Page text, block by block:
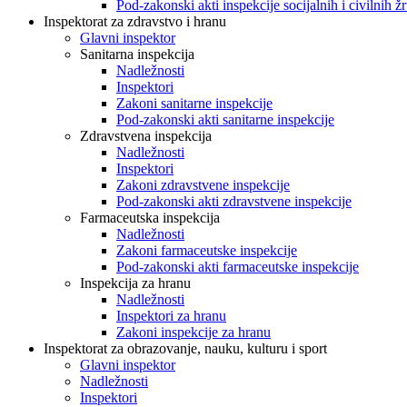
Pod-zakonski akti inspekcije socijalnih i civilnih
Inspektorat za zdravstvo i hranu
Glavni inspektor
Sanitarna inspekcija
Nadležnosti
Inspektori
Zakoni sanitarne inspekcije
Pod-zakonski akti sanitarne inspekcije
Zdravstvena inspekcija
Nadležnosti
Inspektori
Zakoni zdravstvene inspekcije
Pod-zakonski akti zdravstvene inspekcije
Farmaceutska inspekcija
Nadležnosti
Zakoni farmaceutske inspekcije
Pod-zakonski akti farmaceutske inspekcije
Inspekcija za hranu
Nadležnosti
Inspektori za hranu
Zakoni inspekcije za hranu
Inspektorat za obrazovanje, nauku, kulturu i sport
Glavni inspektor
Nadležnosti
Inspektori